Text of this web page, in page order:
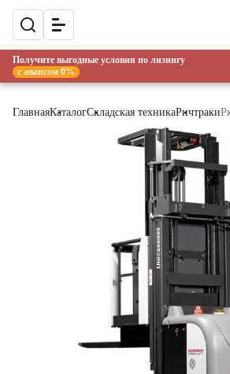
Получите выгодные условия по лизингу
с авансом 0%
ГлавнаяКаталогСкладская техникаРичтраки